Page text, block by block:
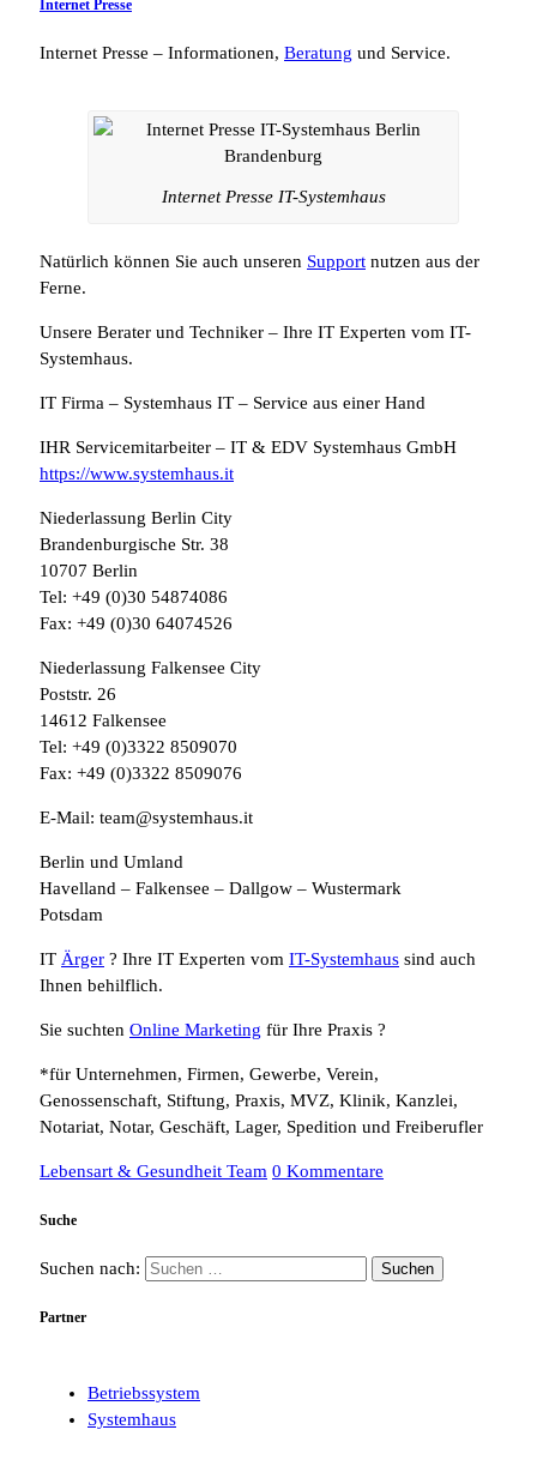
Internet Presse
Internet Presse – Informationen, Beratung und Service.
Internet Presse IT-Systemhaus
Natürlich können Sie auch unseren Support nutzen aus der
Ferne.
Unsere Berater und Techniker – Ihre IT Experten vom IT-
Systemhaus.
IT Firma – Systemhaus IT – Service aus einer Hand
IHR Servicemitarbeiter – IT & EDV Systemhaus GmbH
https://www.systemhaus.it
Niederlassung Berlin City
Brandenburgische Str. 38
10707 Berlin
Tel: +49 (0)30 54874086
Fax: +49 (0)30 64074526
Niederlassung Falkensee City
Poststr. 26
14612 Falkensee
Tel: +49 (0)3322 8509070
Fax: +49 (0)3322 8509076
E-Mail: team@systemhaus.it
Berlin und Umland
Havelland – Falkensee – Dallgow – Wustermark
Potsdam
IT Ärger ? Ihre IT Experten vom IT-Systemhaus sind auch
Ihnen behilflich.
Sie suchten Online Marketing für Ihre Praxis ?
*für Unternehmen, Firmen, Gewerbe, Verein,
Genossenschaft, Stiftung, Praxis, MVZ, Klinik, Kanzlei,
Notariat, Notar, Geschäft, Lager, Spedition und Freiberufler
Lebensart & Gesundheit Team 0 Kommentare
Suche
Suchen nach:
Partner
Betriebssystem
Systemhaus